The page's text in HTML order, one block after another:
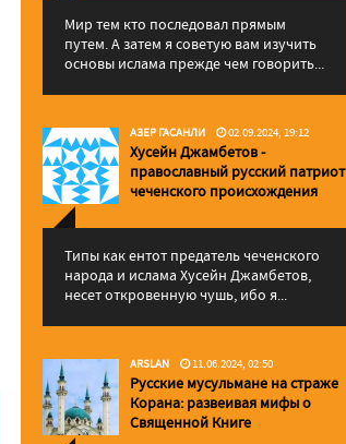
Мир тем кто последовал прямым
путем. А затем я советую вам изучить
основы ислама прежде чем говорить...
АЗЕР ГАСАНЛИ 02.09.2024, 19:12
Хусейн Джамбетов -
православный русский патриот
чеченского происхождения
Типы как ентот предатель чеченского
народа и ислама Хусейн Джамбетов,
несет откровенную чушь, ибо я...
ARSLAN 11.06.2024, 02:50
Русские мусульмане на страже
Корана: pазвеивая мифы о
Священной Книге